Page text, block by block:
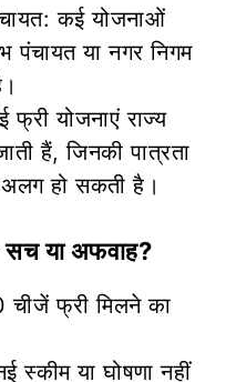
कई योजनाओं
पंचायत या नगर निगम
फ्री योजनाएं राज्य
हैं, जिनकी पात्रता
हो सकती है।
या अफवाह?
फ्री मिलने का
स्कीम या घोषणा नहीं